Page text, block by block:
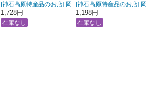
[神石高原特産品のお店] 岡
山県産きくらげスライス
100ｇ 送料無料
1,728円
[神石高原特産品のお店] 岡
山県産きくらげスライス
20ｇ 3袋入り 送料無料
1,198円